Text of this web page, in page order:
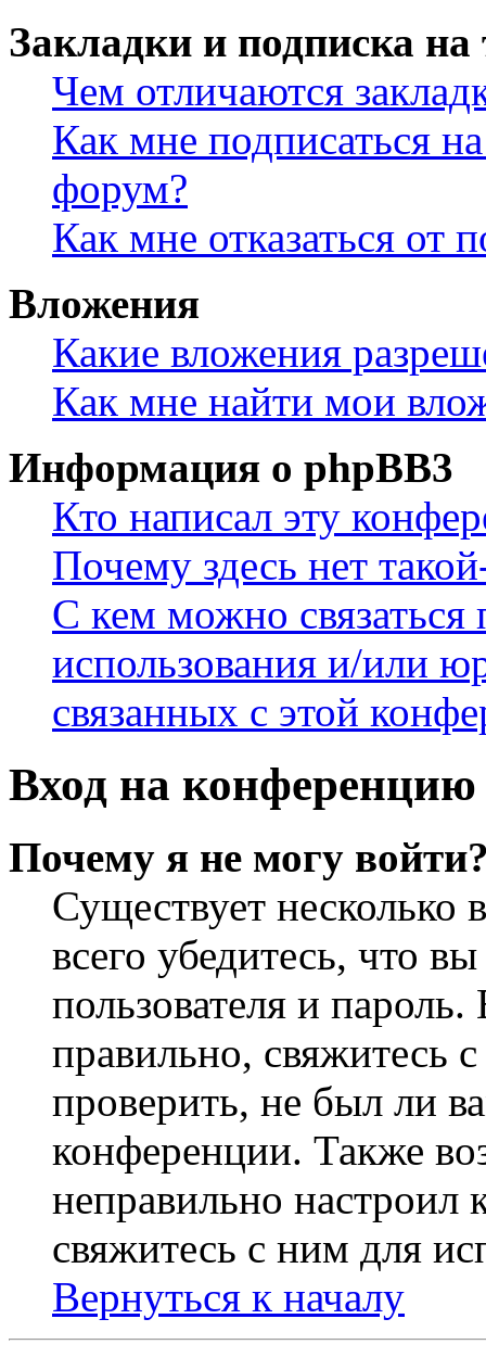
Закладки и подписка
Чем отличаются
Как мне подписаться
форум?
Как мне отказаться от
Вложения
Какие вложения
Как мне найти мои
Информация о phpBB3
Кто написал эту
Почему здесь нет
С кем можно связаться
использования и/или
связанных с этой
Вход на конференцию
Почему я не могу
Существует
всего убедитесь, что
пользователя и
правильно, свяжитесь
проверить, не был ли
конференции. Также
неправильно
свяжитесь с ним для
Вернуться к началу